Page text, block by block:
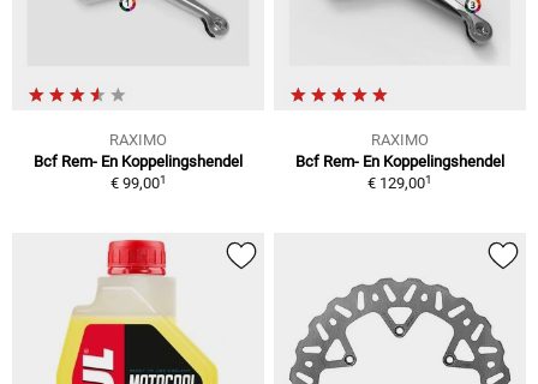
RAXIMO
Bcf Rem- En Koppelingshendel
€ 99,001
RAXIMO
Bcf Rem- En Koppelingshendel
€ 129,001